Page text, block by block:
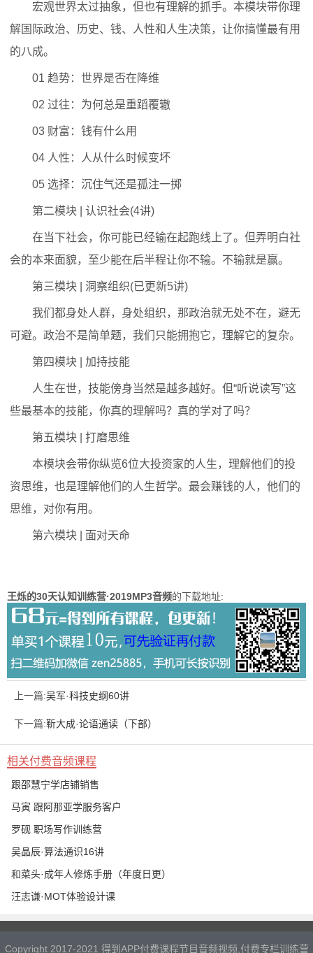
宏观世界太过抽象，但也有理解的抓手。本模块带你理
解国际政治、历史、钱、人性和人生决策，让你搞懂最有用
的八成。
01 趋势：世界是否在降维
02 过往：为何总是重蹈覆辙
03 财富：钱有什么用
04 人性：人从什么时候变坏
05 选择：沉住气还是孤注一掷
第二模块 | 认识社会(4讲)
在当下社会，你可能已经输在起跑线上了。但弄明白社
会的本来面貌，至少能在后半程让你不输。不输就是赢。
第三模块 | 洞察组织(已更新5讲)
我们都身处人群，身处组织，那政治就无处不在，避无
可避。政治不是简单题，我们只能拥抱它，理解它的复杂。
第四模块 | 加持技能
人生在世，技能傍身当然是越多越好。但“听说读写”这
些最基本的技能，你真的理解吗？真的学对了吗？
第五模块 | 打磨思维
本模块会带你纵览6位大投资家的人生，理解他们的投
资思维，也是理解他们的人生哲学。最会赚钱的人，他们的
思维，对你有用。
第六模块 | 面对天命
王烁的30天认知训练营·2019MP3音频的下载地址:
上一篇:吴军·科技史纲60讲
下一篇:靳大成·论语通读（下部）
相关付费音频课程
跟邵慧宁学店铺销售
马寅 跟阿那亚学服务客户
罗砚 职场写作训练营
吴晶辰·算法通识16讲
和菜头·成年人修炼手册（年度日更）
汪志谦·MOT体验设计课
Copyright 2017-2021 得到APP付费课程节目音频视频,付费专栏训练营